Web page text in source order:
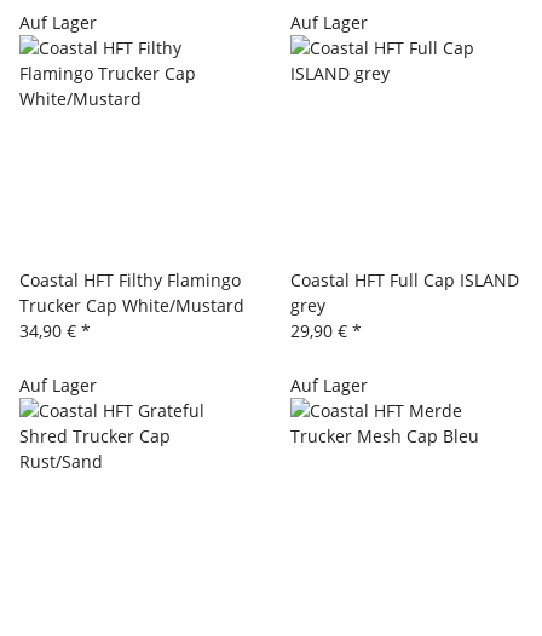
Auf Lager
Coastal HFT Filthy Flamingo
Trucker Cap White/Mustard
34,90 € *
Auf Lager
Coastal HFT Full Cap ISLAND
grey
29,90 € *
Auf Lager Auf Lager